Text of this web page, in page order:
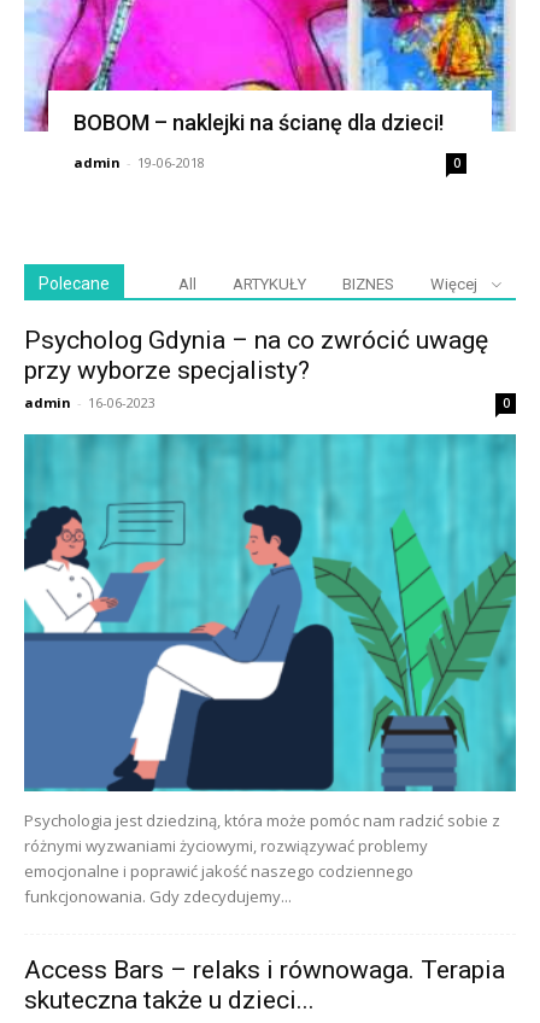
BOBOM – naklejki na ścianę dla dzieci!
admin - 19-06-2018 0
Polecane All ARTYKUŁY BIZNES Więcej
Psycholog Gdynia – na co zwrócić uwagę
przy wyborze specjalisty?
admin - 16-06-2023 0
Psychologia jest dziedziną, która może pomóc nam radzić sobie z
różnymi wyzwaniami życiowymi, rozwiązywać problemy
emocjonalne i poprawić jakość naszego codziennego
funkcjonowania. Gdy zdecydujemy...
Access Bars – relaks i równowaga. Terapia
skuteczna także u dzieci...